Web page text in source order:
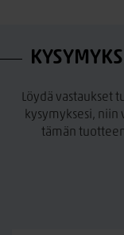
Löydä vastaukset
kysymyksesi, niin
tämän